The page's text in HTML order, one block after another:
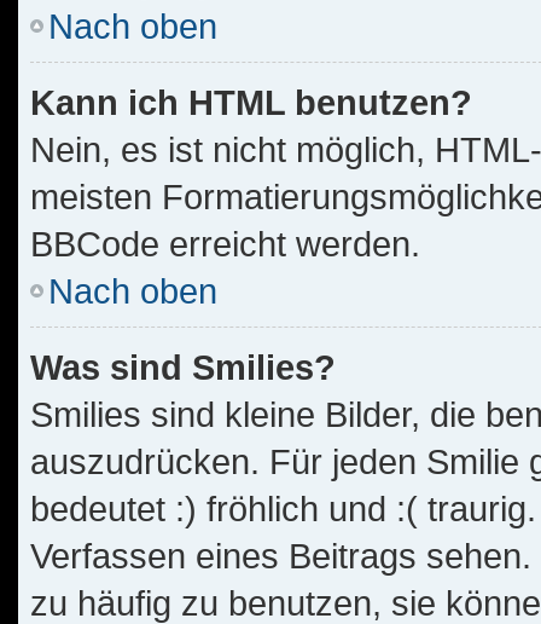
Nach oben
Kann ich HTML benutzen?
Nein, es ist nicht möglich,
meisten
BBCode erreicht werden.
Nach oben
Was sind Smilies?
Smilies sind kleine Bilder, die
auszudrücken. Für jeden Smilie
bedeutet :) fröhlich und :(
Verfassen eines Beitrags
zu häufig zu benutzen, sie